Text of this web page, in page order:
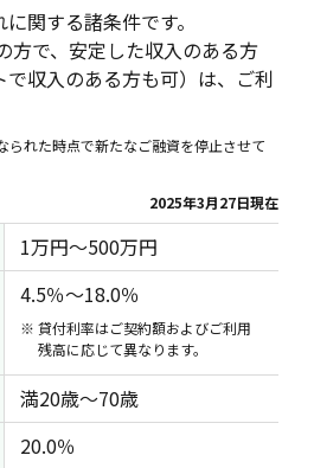
関する諸条件です。
方で、安定した収入のある方
で収入のある方も可）は、ご利
られた時点で新たなご融資を停止させて
2025年3月27日現在
1万円～500万円
4.5％～18.0％
貸付利率はご契約額およびご利用
残高に応じて異なります。
満20歳～70歳
20.0％